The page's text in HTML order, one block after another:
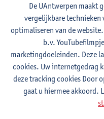
Lesgever(s):
Maarten
Rreze Halili
6-Digital Signal
2E SEM
3studiepunten
Lesgever(s):
Walter
Specifiek deel A -
De UAntwerpen maakt
vergelijkbare
optimaliseren van de
b.v.
marketingdoeleinden. Deze
cookies. Uw internetgedrag
deze tracking cookies Door
gaat u hiermee akkoord.